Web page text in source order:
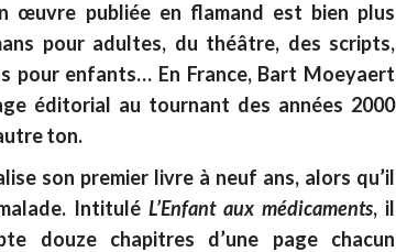
œuvre publiée en flamand est bien plus
pour adultes, du théâtre, des scripts,
pour enfants… En France, Bart Moeyaert
éditorial au tournant des années 2000
ton.
son premier livre à neuf ans, alors qu’il
Intitulé L’Enfant aux médicaments, il
douze chapitres d’une page chacun